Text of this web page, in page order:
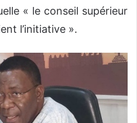
« le conseil supérieur
l’initiative ».